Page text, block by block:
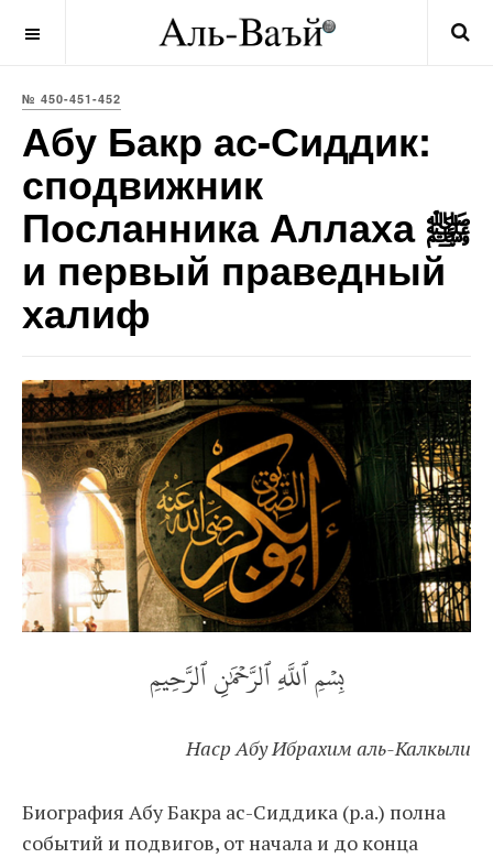
№ 450-451-452
Абу Бакр ас-Сиддик:
сподвижник
Посланника Аллаха ﷺ
и первый праведный
халиф
بِسۡمِ ٱللَّهِ ٱلرَّحۡمَٰنِ ٱلرَّحِيمِ
Наср Абу Ибрахим аль-Калкыли
Биография Абу Бакра ас-Сиддика (р.а.) полна
событий и подвигов, от начала и до конца